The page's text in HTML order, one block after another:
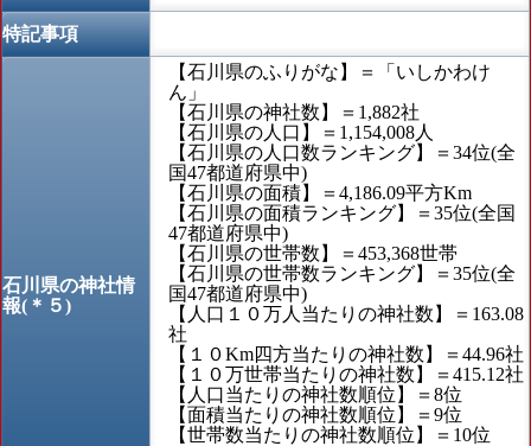
特記事項
石川県の神社情
報(＊５)
【石川県のふりがな】＝「いしかわけ
ん」
【石川県の神社数】＝1,882社
【石川県の人口】＝1,154,008人
【石川県の人口数ランキング】＝34位(全
国47都道府県中)
【石川県の面積】＝4,186.09平方Km
【石川県の面積ランキング】＝35位(全国
47都道府県中)
【石川県の世帯数】＝453,368世帯
【石川県の世帯数ランキング】＝35位(全
国47都道府県中)
【人口１０万人当たりの神社数】＝163.08
社
【１０Km四方当たりの神社数】＝44.96社
【１０万世帯当たりの神社数】＝415.12社
【人口当たりの神社数順位】＝8位
【面積当たりの神社数順位】＝9位
【世帯数当たりの神社数順位】＝10位